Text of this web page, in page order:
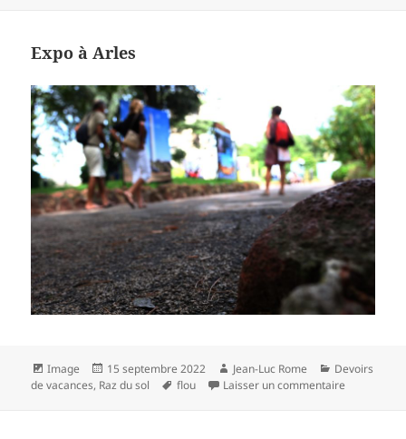
Expo à Arles
Format
Image
Publié
le
15 septembre 2022 Auteur
Jean-Luc Rome Catégories
Devoirs
de vacances, Raz du sol
Mots-
flou Laisser un commentaire